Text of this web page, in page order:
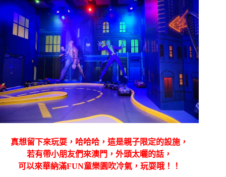
真想留下來玩耍，哈哈哈，這是親子限定的設施，
若有帶小朋友們來澳門，外頭太曬的話，
可以來華納滿FUN童樂園吹冷氣，玩耍哦！！